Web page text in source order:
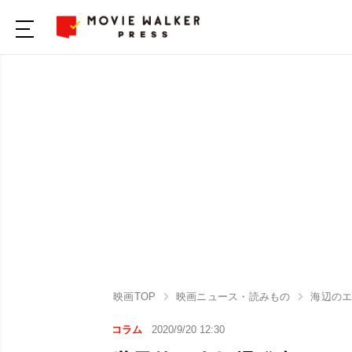
映画TOP 映画ニュース・読みもの 海辺の
コラム 2020/9/20 12:30